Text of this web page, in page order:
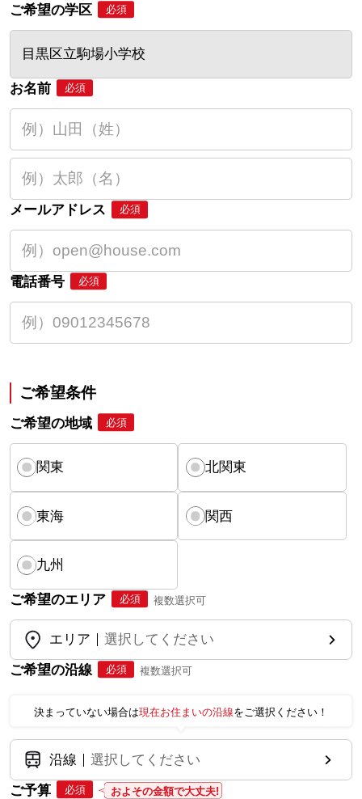
ご希望の学区 必須
目黒区立駒場小学校
お名前 必須
メールアドレス 必須
電話番号 必須
ご希望条件
ご希望の地域 必須
関東 北関東
東海 関西
九州
ご希望のエリア 必須 複数選択可
エリア
選択してください
ご希望の沿線
必須 複数選択可
決まっていない場合は現在お住まいの沿線をご選択ください！
沿線
選択してください
ご予算
必須 およその金額で大丈夫!